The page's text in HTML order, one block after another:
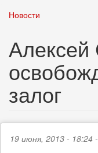
Новости
Алексей
залог
19 июня, 2013 - 18:24 -